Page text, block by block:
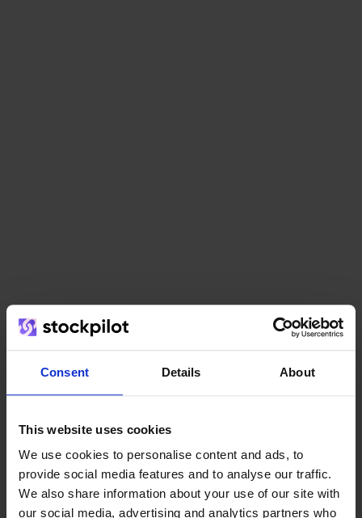
Consent Details About
This website uses cookies
We use cookies to personalise content and ads, to
provide social media features and to analyse our traffic.
We also share information about your use of our site with
our social media, advertising and analytics partners who
Het team